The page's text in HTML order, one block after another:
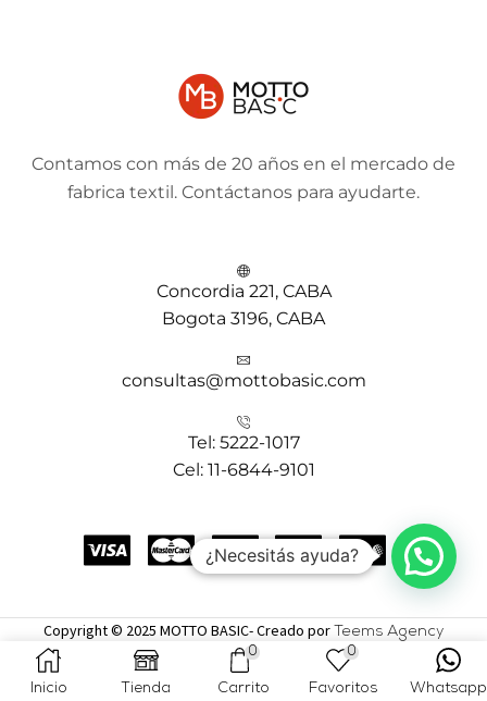
Contamos con más de 20 años en el mercado de
fabrica textil. Contáctanos para ayudarte.
Concordia 221, CABA
Bogota 3196, CABA
consultas@mottobasic.com
Tel: 5222-1017
Cel: 11-6844-9101
Copyright © 2025 MOTTO BASIC- Creado por Teems Agency
Inicio Tienda
0
Carrito
0
Favoritos Whatsapp
¿Necesitás ayuda?